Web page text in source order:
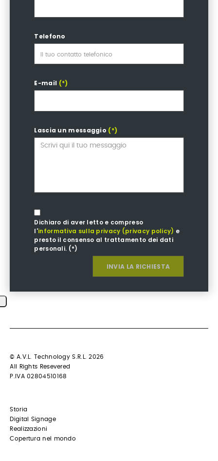
Telefono
E-mail (*)
Lascia un messaggio (*)
Dichiaro di aver letto e compreso
l'informativa sulla privacy (privacy policy) e
presto il consenso al trattamento dei dati
personali. (*)
© A.V.L. Technology S.R.L. 2026
All Rights Resevered
P.IVA 02804510168
Storia
Digital Signage
Realizzazioni
Copertura nel mondo